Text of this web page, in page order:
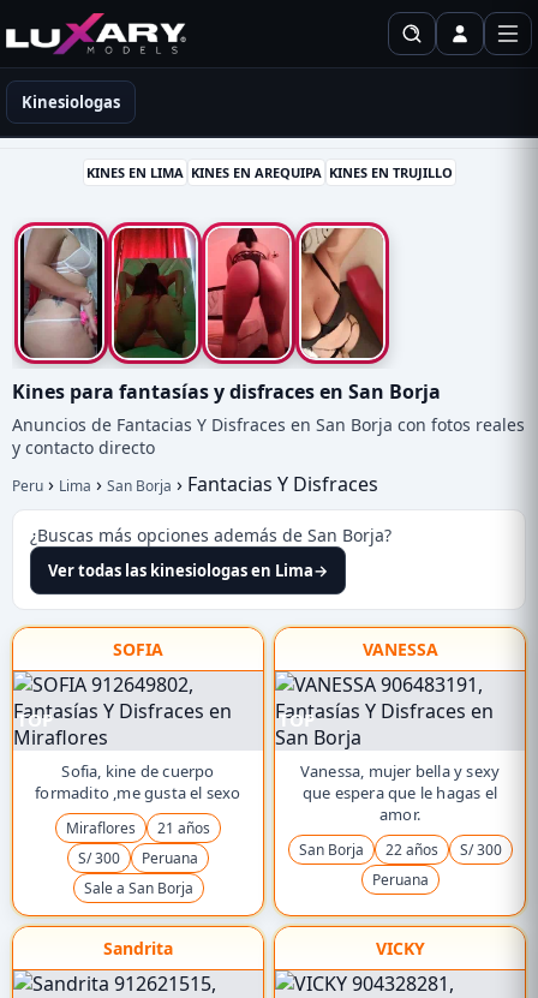
Kinesiólogas en Perú
Kinesiologas
KINES EN LIMA KINES EN AREQUIPA KINES EN TRUJILLO
Kines para fantasías y disfraces en San Borja
Anuncios de Fantacias Y Disfraces en San Borja con fotos reales
y contacto directo
Peru › Lima › San Borja › Fantacias Y Disfraces
¿Buscas más opciones además de San Borja?
Ver todas las kinesiologas en Lima→
SOFIA
TOP
Sofia, kine de cuerpo
formadito ,me gusta el sexo
Miraflores
21 años
S/ 300
Peruana
Sale a San Borja
VANESSA
TOP
Vanessa, mujer bella y sexy
que espera que le hagas el
amor.
San Borja 22 años
S/ 300
Peruana
Sandrita VICKY